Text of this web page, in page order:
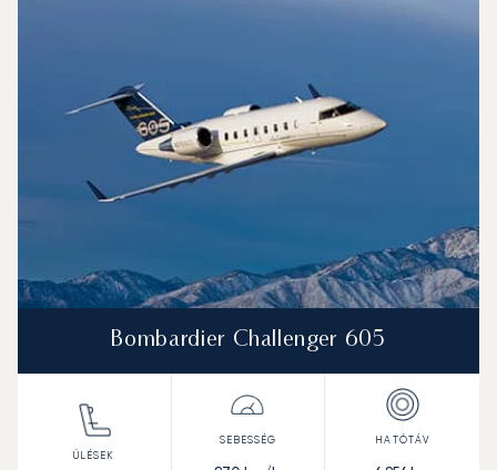
Bombardier Challenger 605